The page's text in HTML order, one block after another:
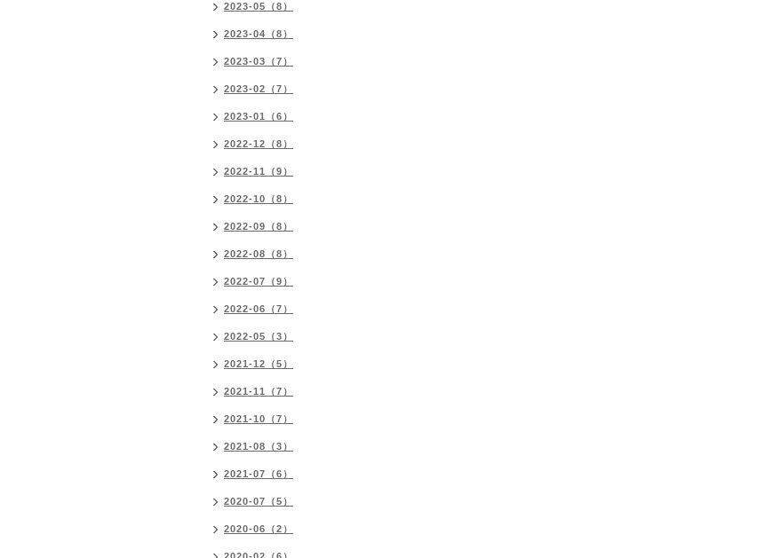
2023-05（8）
2023-04（8）
2023-03（7）
2023-02（7）
2023-01（6）
2022-12（8）
2022-11（9）
2022-10（8）
2022-09（8）
2022-08（8）
2022-07（9）
2022-06（7）
2022-05（3）
2021-12（5）
2021-11（7）
2021-10（7）
2021-08（3）
2021-07（6）
2020-07（5）
2020-06（2）